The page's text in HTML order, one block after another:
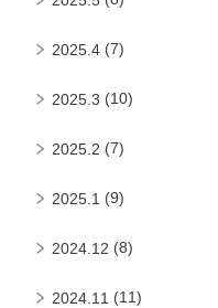
2025.4 (7)
2025.3 (10)
2025.2 (7)
2025.1 (9)
2024.12 (8)
2024.11 (11)